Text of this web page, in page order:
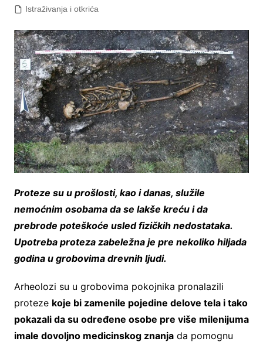
Istraživanja i otkrića
Proteze su u prošlosti, kao i danas, služile
nemoćnim osobama da se lakše kreću i da
prebrode poteškoće usled fizičkih nedostataka.
Upotreba proteza zabeležna je pre nekoliko hiljada
godina u grobovima drevnih ljudi.
Arheolozi su u grobovima pokojnika pronalazili
proteze koje bi zamenile pojedine delove tela i tako
pokazali da su određene osobe pre više milenijuma
imale dovoljno medicinskog znanjada pomognu